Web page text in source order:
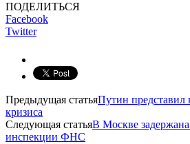
ПОДЕЛИТЬСЯ
Facebook
Twitter
Предыдущая статьяПутин представил
кризиса
Следующая статьяВ Москве задержана
инспекции ФНС